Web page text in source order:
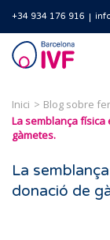
+34 934 176 916
Barcelona
IVF
Inici Blog sobre
La semblança
gàmetes.
La
donació de